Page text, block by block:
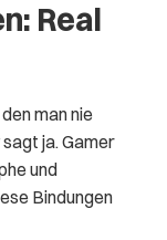
Real
man nie
sagt ja. Gamer
und
Bindungen